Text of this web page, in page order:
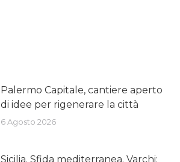
Palermo Capitale, cantiere aperto
di idee per rigenerare la città
6 Agosto 2026
Sicilia. Sfida mediterranea. Varchi: